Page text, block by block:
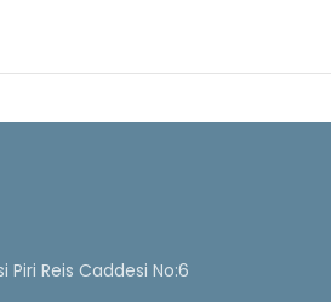
Reis Caddesi No:6